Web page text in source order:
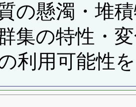
の懸濁・堆
集の特性・
利用可能性